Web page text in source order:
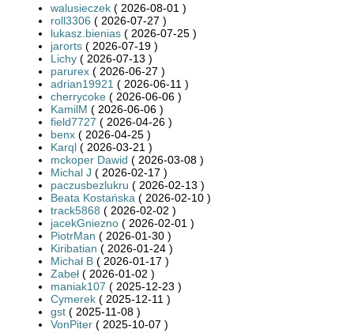
walusieczek ( 2026-08-01 )
roll3306 ( 2026-07-27 )
lukasz.bienias ( 2026-07-25 )
jarorts ( 2026-07-19 )
Lichy ( 2026-07-13 )
parurex ( 2026-06-27 )
adrian19921 ( 2026-06-11 )
cherrycoke ( 2026-06-06 )
KamilM ( 2026-06-06 )
field7727 ( 2026-04-26 )
benx ( 2026-04-25 )
Karql ( 2026-03-21 )
mckoper Dawid ( 2026-03-08 )
Michal J ( 2026-02-17 )
paczusbezlukru ( 2026-02-13 )
Beata Kostańska ( 2026-02-10 )
track5868 ( 2026-02-02 )
jacekGniezno ( 2026-02-01 )
PiotrMan ( 2026-01-30 )
Kiribatian ( 2026-01-24 )
Michał B ( 2026-01-17 )
Zabeł ( 2026-01-02 )
maniak107 ( 2025-12-23 )
Cymerek ( 2025-12-11 )
gst ( 2025-11-08 )
VonPiter ( 2025-10-07 )